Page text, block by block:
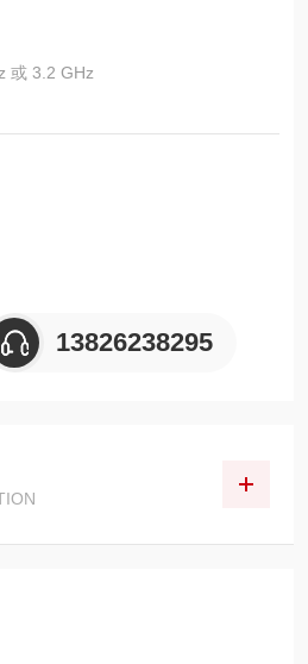
或 3.2 GHz
括AM/FM/ϕM/脉冲调制
kHz 频偏，f＝1 GHz
非谐波典型值 –72 dBc
13826238295